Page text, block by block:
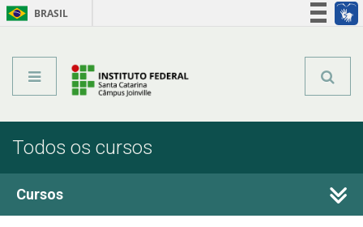
BRASIL
Todos os cursos
Cursos